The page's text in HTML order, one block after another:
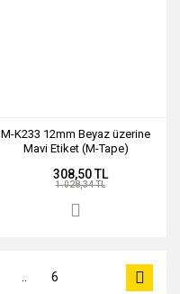
M-K233 12mm Beyaz üzerine
Mavi Etiket (M-Tape)
308,50 TL
1.028,34 TL
.. 6